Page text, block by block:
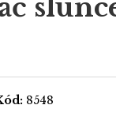
8548